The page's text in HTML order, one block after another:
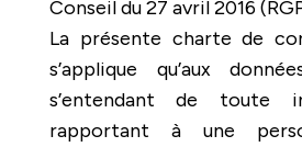
Conseil du 27 avril 2016
La présente charte de
s’applique qu’aux
s’entendant de toute
rapportant à une